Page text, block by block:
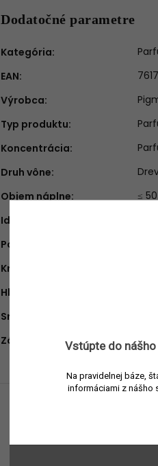
Dodatočné parametre
Kategória:
EAN:
Výrobca:
Typ produktu:
Koncentrácia:
Druh vône:
Objem náplne:
≤
Ideálne na obdobie
Pohlavie
Krajina pôvodu
Hlava
Srdce
Základ
Vstúpte do
Na pravidelnej báze,
informáciami z nášho